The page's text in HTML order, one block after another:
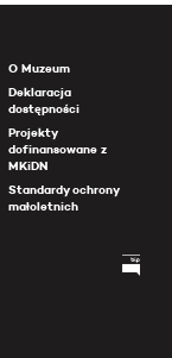
O Muzeum
Deklaracja
dostępności
Projekty
dofinansowane z
MKiDN
Standardy ochrony
małoletnich